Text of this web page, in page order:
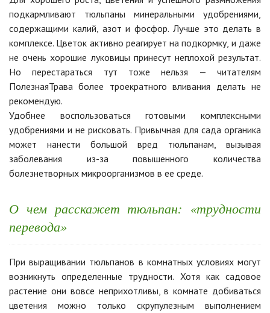
подкармливают тюльпаны минеральными удобрениями,
содержащими калий, азот и фосфор. Лучше это делать в
комплексе. Цветок активно реагирует на подкормку, и даже
не очень хорошие луковицы принесут неплохой результат.
Но перестараться тут тоже нельзя — читателям
ПолезнаяТрава более троекратного вливания делать не
рекомендую.
Удобнее воспользоваться готовыми комплексными
удобрениями и не рисковать. Привычная для сада органика
может нанести большой вред тюльпанам, вызывая
заболевания из-за повышенного количества
болезнетворных микроорганизмов в ее среде.
О чем расскажет тюльпан: «трудности
перевода»
При выращивании тюльпанов в комнатных условиях могут
возникнуть определенные трудности. Хотя как садовое
растение они вовсе неприхотливы, в комнате добиваться
цветения можно только скрупулезным выполнением